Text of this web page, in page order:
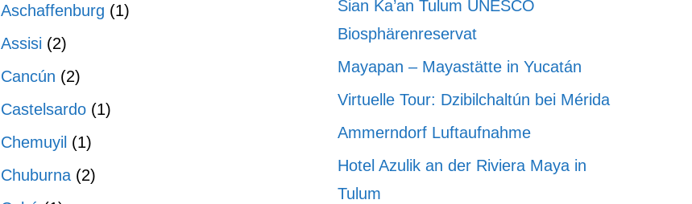
Aschaffenburg (1)
Assisi (2)
Cancún (2)
Castelsardo (1)
Chemuyil (1)
Chuburna (2)
Sian Ka’an Tulum UNESCO
Biosphärenreservat
Mayapan – Mayastätte in Yucatán
Virtuelle Tour: Dzibilchaltún bei Mérida
Ammerndorf Luftaufnahme
Hotel Azulik an der Riviera Maya in
Tulum